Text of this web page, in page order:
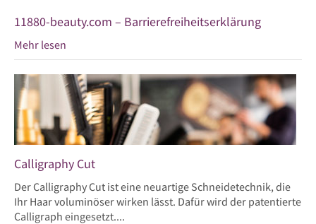
11880-beauty.com – Barrierefreiheitserklärung
Mehr lesen
Calligraphy Cut
Der Calligraphy Cut ist eine neuartige Schneidetechnik, die
Ihr Haar voluminöser wirken lässt. Dafür wird der patentierte
Calligraph eingesetzt....